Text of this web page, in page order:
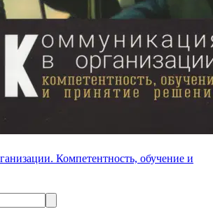
Компетентность, обучение и